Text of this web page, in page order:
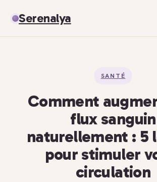
Serenalya
Spiritualité
Développement personnel
SANTÉ
Comment
flux sanguin
naturellement : 5
pour stimuler
circulation